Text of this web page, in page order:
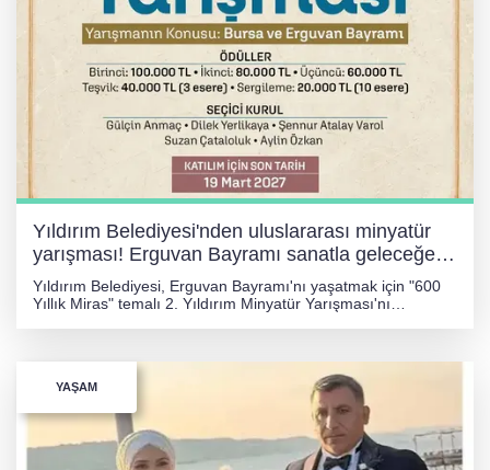
Yıldırım Belediyesi'nden uluslararası minyatür
yarışması! Erguvan Bayramı sanatla geleceğe
taşınacak!
Yıldırım Belediyesi, Erguvan Bayramı'nı yaşatmak için "600
Yıllık Miras" temalı 2. Yıldırım Minyatür Yarışması'nı
YAŞAM